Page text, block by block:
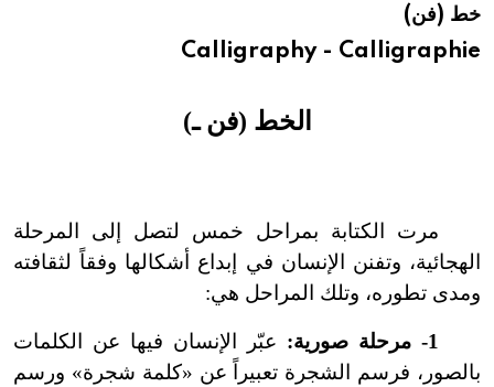
هيئة الموسوعة العربية تطلق موسوعات جديدة في عام 2026خط (فن)
Calligraphy - Calligraphie
الخط (فن ـ)
مرت الكتابة بمراحل خمس لتصل إلى المرحلة
الهجائية، وتفنن الإنسان في إبداع أشكالها وفقاً لثقافته
ومدى تطوره، وتلك المراحل هي:
1- مرحلة صورية: عبّر الإنسان فيها عن الكلمات
بالصور، فرسم الشجرة تعبيراً عن «كلمة شجرة» ورسم